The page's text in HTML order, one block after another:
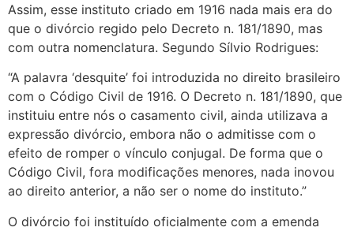
Assim, esse instituto criado em 1916 nada mais era do
que o divórcio regido pelo Decreto n. 181/1890, mas
com outra nomenclatura. Segundo Sílvio Rodrigues:
“A palavra ‘desquite’ foi introduzida no direito brasileiro
com o Código Civil de 1916. O Decreto n. 181/1890, que
instituiu entre nós o casamento civil, ainda utilizava a
expressão divórcio, embora não o admitisse com o
efeito de romper o vínculo conjugal. De forma que o
Código Civil, fora modificações menores, nada inovou
ao direito anterior, a não ser o nome do instituto.”
O divórcio foi instituído oficialmente com a emenda